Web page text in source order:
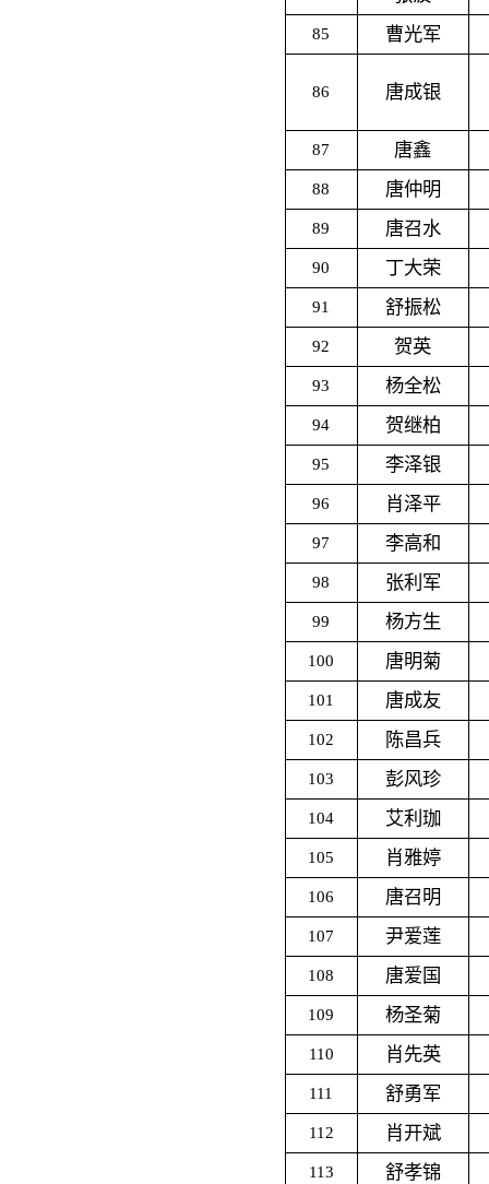
85 曹光军
86 唐成银
87 唐鑫
88 唐仲明
89 唐召水
90 丁大荣
91 舒振松
92 贺英
93 杨全松
94 贺继柏
95 李泽银
96 肖泽平
97 李高和
98 张利军
99 杨方生
100 唐明菊
101 唐成友
102 陈昌兵
103 彭风珍
104 艾利珈
105 肖雅婷
106 唐召明
107 尹爱莲
108 唐爱国
109 杨圣菊
110 肖先英
111 舒勇军
112 肖开斌
113 舒孝锦